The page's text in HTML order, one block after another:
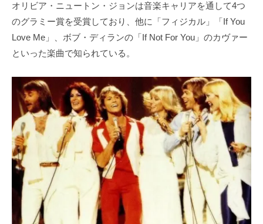
オリビア・ニュートン・ジョンは音楽キャリアを通して4つ
のグラミー賞を受賞しており、他に「フィジカル」「If You
Love Me」、ボブ・ディランの「If Not For You」のカヴァー
といった楽曲で知られている。